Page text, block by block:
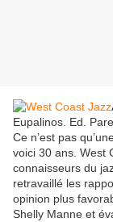
Eupalinos. Ed.
Ce n’est pas
voici 30 ans. West
connaisseurs du
retravaillé les
opinion plus
Shelly Manne et